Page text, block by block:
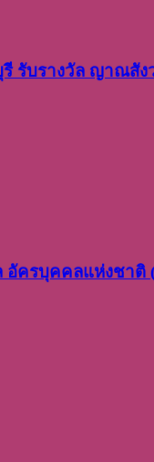
รับรางวัล ญาณสั
อัครบุคคลแห่งชา